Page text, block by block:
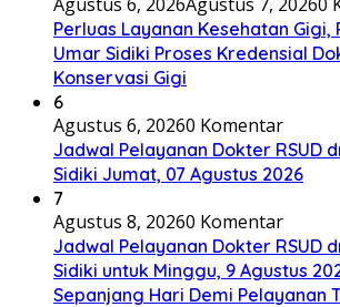
Perluas Layanan Kesehatan Gigi,
Umar Sidiki Proses Kredensial
Konservasi Gigi
6
Agustus 6, 20260 Komentar
Jadwal Pelayanan Dokter RSUD
Sidiki Jumat, 07 Agustus 2026
7
Agustus 8, 20260 Komentar
Jadwal Pelayanan Dokter RSUD
Sidiki untuk Minggu, 9 Agustus
Sepanjang Hari Demi Pelayanan